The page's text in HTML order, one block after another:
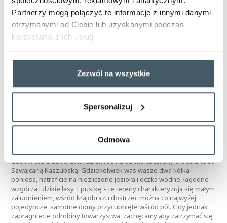
Partnerzy mogą połączyć te informacje z innymi danymi
otrzymanymi od Ciebie lub uzyskanymi podczas
korzystania z ich usług.
Zezwól na wszystkie
Spersonalizuj
Odmowa
Niecałe dwadzieścia kilometrów na południe od Kościerzyny
znajduje się miejscowość
Wdzydze Kiszewskie.
niej kilka tras rowerowych – my polecamy leśną ścieżkę, która
wiedzie przez urokliwą miejscowość Juszki. We Wdzydzach można
odwiedzić słynnyKaszubski Park Etnograficzny. Ten najstarszy
brzegiem jeziora Gołuń (część jeziora Wdzydzkiego). Spacerując,
można tu obejrzeć tradycyjne kaszubskie chaty wiejskie z okresu
od XVII do XX wieku. Wdzydze to wspaniałe miejsce by zatrzymać
się na trochę dłużej i odpocząć. Prawdziwym skarbem jest tu
ogromne jezioro Wdzydzkie, nazywane czasem Kaszubskim
Morzem albo Wielką Wodą.
Z kolei na północ od Kościerzyny rozciąga się kolejna zapierającą
dech w piersiach kraina jezior. Nie na darmo te tereny określane są
Szwajcarią Kaszubską. Gdziekolwiek was wasze dwa kółka
poniosą, natraficie na niezliczone jeziora i oczka wodne, łagodne
wzgórza i dzikie lasy. I pustkę – te tereny charakteryzują się małym
zaludnieniem, wśród krajobrazu dostrzec można co najwyżej
pojedyncze, samotne domy przycupnięte wśród pól. Gdy jednak
zapragniecie odrobiny towarzystwa, zachęcamy aby zatrzymać się